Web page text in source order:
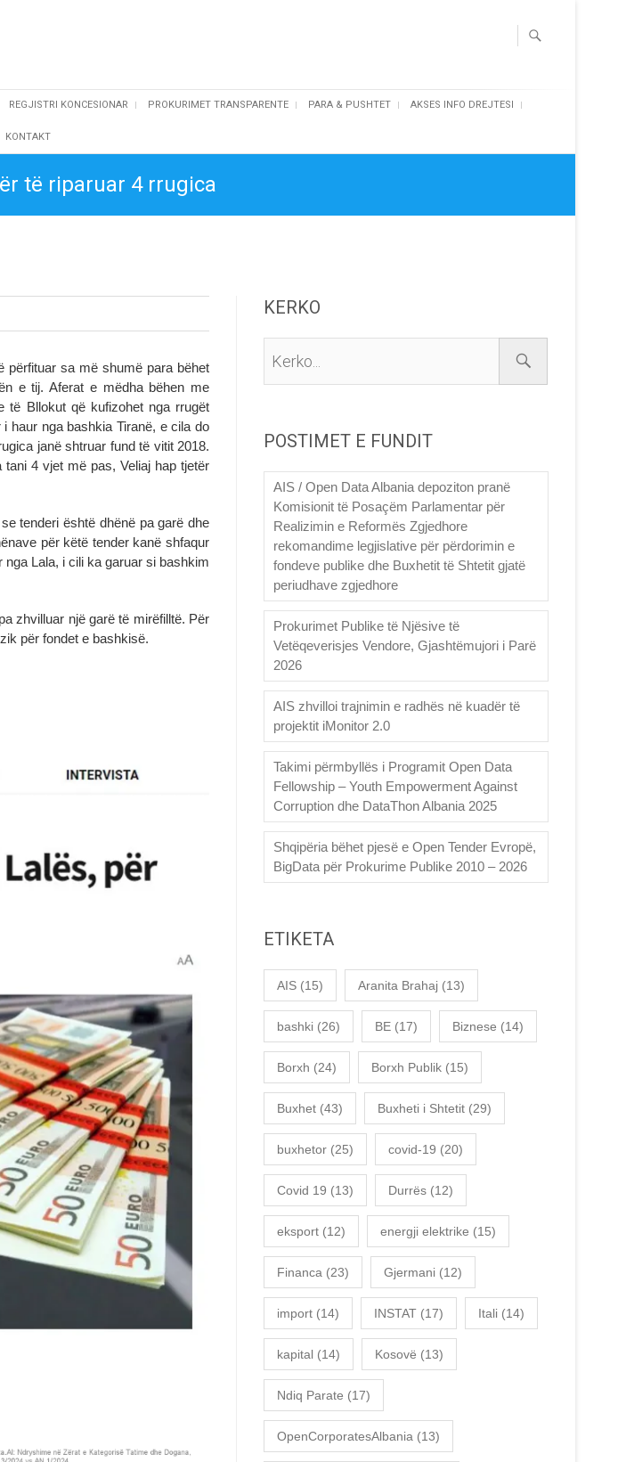
REGJISTRI KONCESIONAR PROKURIMET TRANSPARENTE PARA & PUSHTET AKSES INFO DREJTESI
KONTAKT
të riparuar 4 rrugica
përfituar sa më shumë para bëhet
e tij. Aferat e mëdha bëhen me
të Bllokut që kufizohet nga rrugët
i haur nga bashkia Tiranë, e cila do
janë shtruar fund të vitit 2018.
4 vjet më pas, Veliaj hap tjetër
tenderi është dhënë pa garë dhe
për këtë tender kanë shfaqur
Lala, i cili ka garuar si bashkim
zhvilluar një garë të mirëfilltë. Për
për fondet e bashkisë.
KERKO
POSTIMET E FUNDIT
AIS / Open Data Albania depoziton pranë
Komisionit të Posaçëm Parlamentar për
Realizimin e Reformës Zgjedhore
rekomandime legjislative për përdorimin e
fondeve publike dhe Buxhetit të Shtetit gjatë
periudhave zgjedhore
Prokurimet Publike të Njësive të
Vetëqeverisjes Vendore, Gjashtëmujori i Parë
2026
AIS zhvilloi trajnimin e radhës në kuadër të
projektit iMonitor 2.0
Takimi përmbyllës i Programit Open Data
Fellowship – Youth Empowerment Against
Corruption dhe DataThon Albania 2025
Shqipëria bëhet pjesë e Open Tender Evropë,
BigData për Prokurime Publike 2010 – 2026
ETIKETA
AIS (15) Aranita Brahaj (13)
bashki (26) BE (17) Biznese (14)
Borxh (24) Borxh Publik (15)
Buxhet (43) Buxheti i Shtetit (29)
buxhetor (25) covid-19 (20)
Covid 19 (13) Durrës (12)
eksport (12) energji elektrike (15)
Financa (23) Gjermani (12)
import (14) INSTAT (17) Itali (14)
kapital (14) Kosovë (13)
Ndiq Parate (17)
OpenCorporatesAlbania (13)